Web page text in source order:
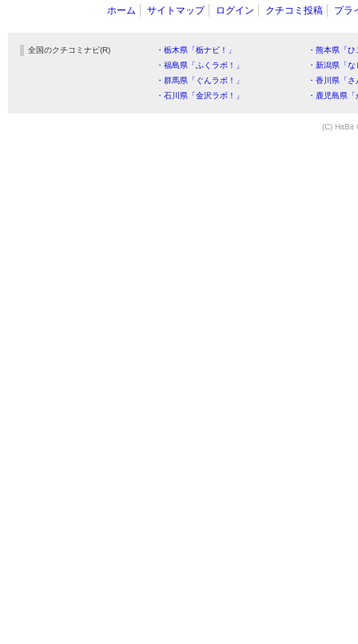
ホーム サイトマップ ログイン クチコミ投稿 プラ
全国のクチコミナビ(R) ・栃木県「栃ナビ！」
・熊本県「
・福島県「ふくラボ！」
・新潟県「
・群馬県「ぐんラボ！」
・香川県「
・石川県「金沢ラボ！」
・鹿児島県
(C) HitBit